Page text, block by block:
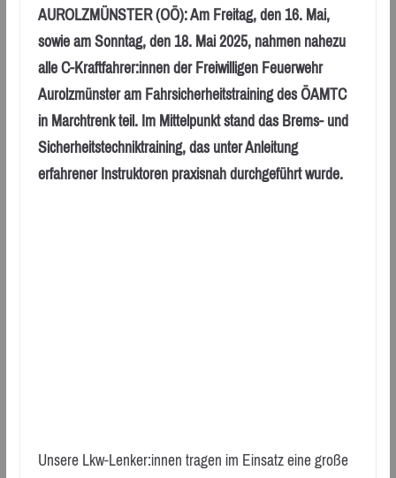
AUROLZMÜNSTER (OÖ): Am Freitag, den 16. Mai,
sowie am Sonntag, den 18. Mai 2025, nahmen nahezu
alle C-Kraftfahrer:innen der Freiwilligen Feuerwehr
Aurolzmünster am Fahrsicherheitstraining des ÖAMTC
in Marchtrenk teil. Im Mittelpunkt stand das Brems- und
Sicherheitstechniktraining, das unter Anleitung
erfahrener Instruktoren praxisnah durchgeführt wurde.
Unsere Lkw-Lenker:innen tragen im Einsatz eine große